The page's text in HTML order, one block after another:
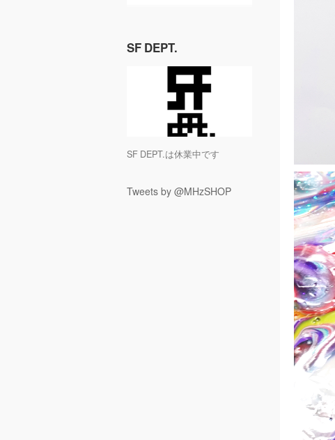
SF DEPT.
SF DEPT.は休業中です
Tweets by @MHzSHOP